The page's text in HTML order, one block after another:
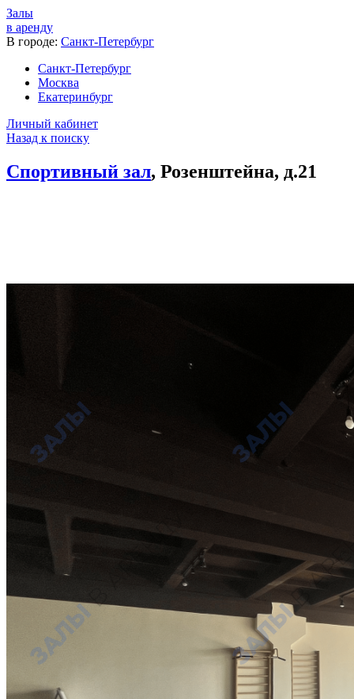
Залы
в аренду
В городе: Санкт-Петербург
Санкт-Петербург
Москва
Екатеринбург
Личный кабинет
Назад к поиску
Спортивный зал, Розенштейна, д.21